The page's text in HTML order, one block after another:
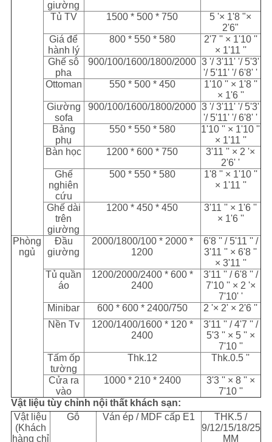
giường
Tủ TV 1500 * 500 * 750
5 '× 1'8 "×
2'6"
Giá để
hành lý
800 * 550 * 580
2'7 '' × 1'10 ''
× 1'11 ''
Ghế sô
pha
900/100/1600/1800/2000 3 '/ 3'11' '/ 5'3'
'/ 5'11' '/ 6'8' '
Ottoman
550 * 500 * 450
1'10 '' × 1'8 ''
× 1'6 ''
Giường
sofa
900/100/1600/1800/2000 3 '/ 3'11' '/ 5'3'
'/ 5'11' '/ 6'8' '
Bảng
phụ
550 * 550 * 580
1'10 '' × 1'10 ''
× 1'11 ''
Bàn học
1200 * 600 * 750
3'11 '' × 2 '×
2'6' '
Ghế
nghiên
cứu
500 * 550 * 580
1'8 '' × 1'10 ''
× 1'11 ''
Ghế dài
trên
giường
1200 * 450 * 450
3'11 '' × 1'6 ''
× 1'6 ''
Phòng
ngủ
Đầu
giường
2000/1800/100 * 2000 *
1200
6'8 '' / 5'11 '' /
3'11 '' × 6'8 ''
× 3'11 ''
Tủ quần
áo
1200/2000/2400 * 600 *
2400
3'11 '' / 6'8 '' /
7'10 '' × 2 '×
7'10' '
Minibar
600 * 600 * 2400/750
2 '× 2' × 2'6 ''
Nền Tv
1200/1400/1600 * 120 *
2400
3'11 '' / 4'7 '' /
5'3 '' × 5 '' ×
7'10 ''
Tấm ốp
tường
Thk.12 Thk.0.5 ''
Cửa ra
vào
1000 * 210 * 2400
3'3 '' × 8 '' ×
7'10 ''
Vật liệu tùy chỉnh nội thất khách sạn:
Vật liệu
(Khách
hàng chỉ
Gỗ Ván ép / MDF cấp E1
THK.5 /
9/12/15/18/25
MM